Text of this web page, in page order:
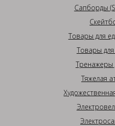
Сапборды
Товары для
Товары
Тренажеры
Тяжелая